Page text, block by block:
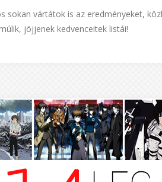
sokan vártátok is az eredményeket,
jöjjenek kedvenceitek listái!